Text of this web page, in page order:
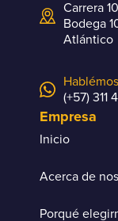
Carrera
Bodega
Atlántico
Hablémos
(+57) 311
Empresa
Inicio
Acerca de
Porqué